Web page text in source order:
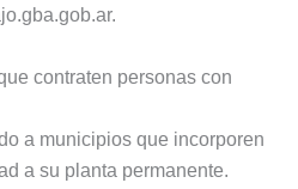
.
contraten personas con
a municipios que incorporen
a su planta permanente.